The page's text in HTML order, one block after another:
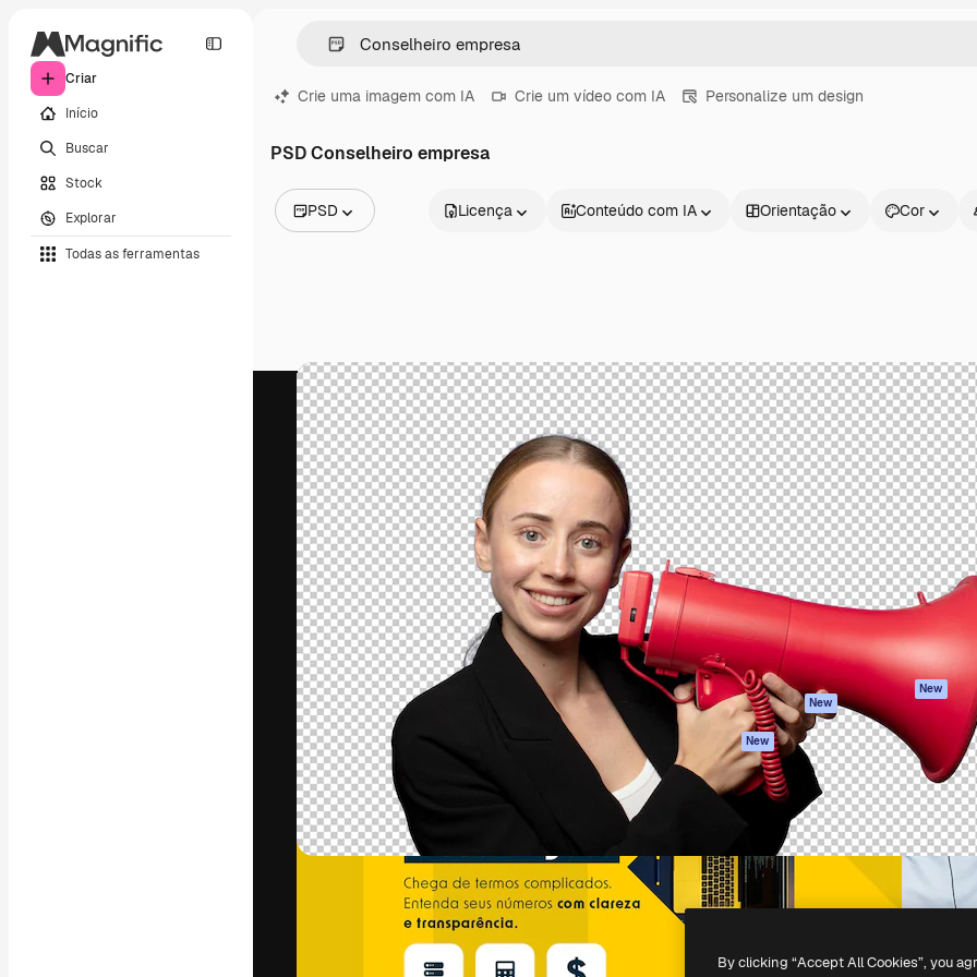
Criar
Início
Buscar
Stock
Explorar
Todas as ferramentas
Crie uma imagem com IA Crie um vídeo com IA Personalize um design
PSD Conselheiro empresa
PSD
Vídeos
Clipes de vídeo
Animações
Modelos de vídeos
Ícones
Modelos 3D
Fontes
Licença Conteúdo com IA Orientação Cor
A plataforma criativa para você direcionar
seu melhor trabalho. Mais de 1 milhão de
assinantes entre criativos, empresas,
agências e estúdios.
Português
Produtos
Spaces
Assistente de IA
Gerador de
imagens
Gerador de vídeos
Texto para voz
Conteúdo de stock
MCP para
Claude/ChatGPT
New
Agentes New
API
App móvel
Começar
Academy
Documentação
Atendimento
Termos e
condições
Política de
privacidade
Originais New
Política de
Central de
confiabilidade
Afiliados
Empresas
Copyright © 2010-2026Freepik Company S.L.U.Todos os direitos reservados.
By clicking “Accept All Cookies”, you